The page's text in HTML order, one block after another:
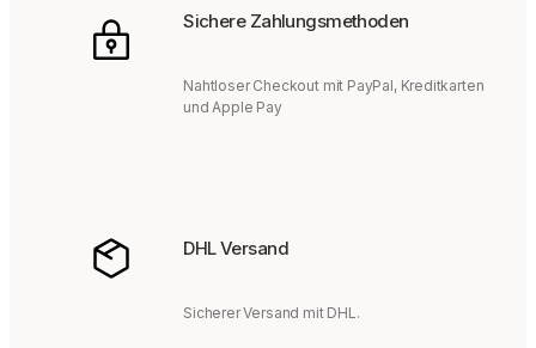
Sichere Zahlungsmethoden
Nahtloser Checkout mit PayPal, Kreditkarten
und Apple Pay
DHL Versand
Sicherer Versand mit DHL.